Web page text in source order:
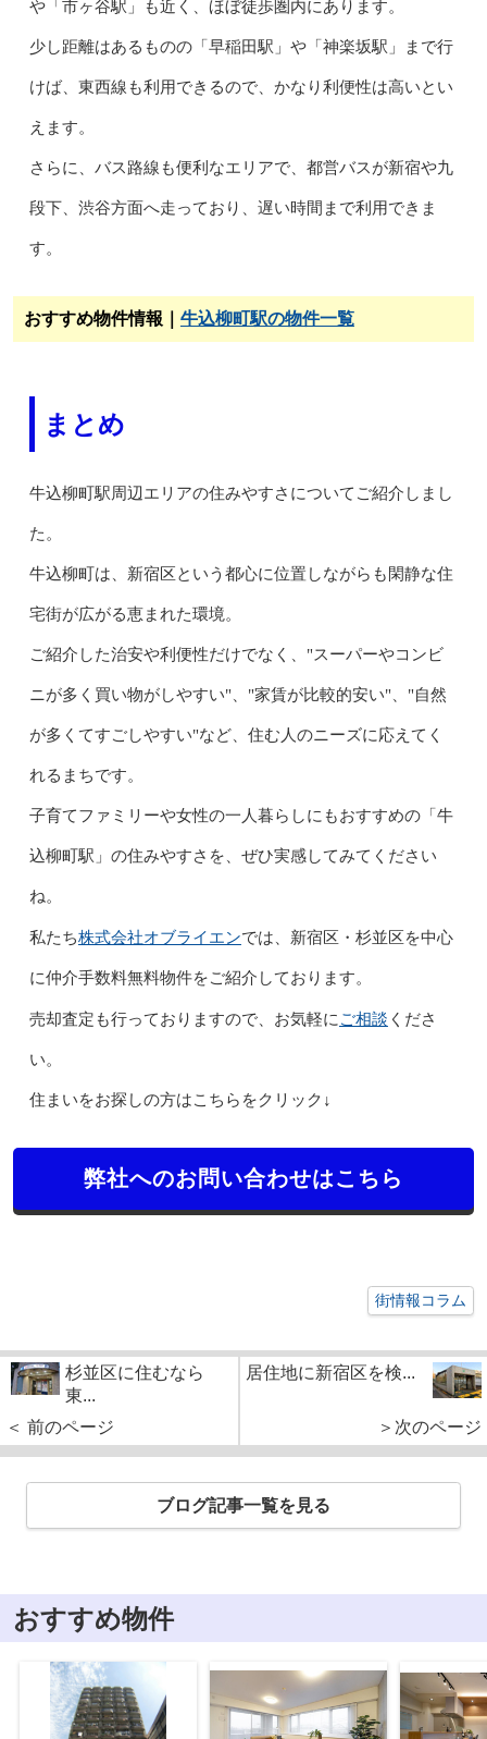
や「市ヶ谷駅」も近く、ほぼ徒歩圏内にあります。
少し距離はあるものの「早稲田駅」や「神楽坂駅」まで行
けば、東西線も利用できるので、かなり利便性は高いとい
えます。
さらに、バス路線も便利なエリアで、都営バスが新宿や九
段下、渋谷方面へ走っており、遅い時間まで利用できま
す。
おすすめ物件情報｜ 牛込柳町駅の物件一覧
まとめ
牛込柳町駅周辺エリアの住みやすさについてご紹介しまし
た。
牛込柳町は、新宿区という都心に位置しながらも閑静な住
宅街が広がる恵まれた環境。
ご紹介した治安や利便性だけでなく、"スーパーやコンビ
ニが多く買い物がしやすい"、"家賃が比較的安い"、"自然
が多くてすごしやすい"など、住む人のニーズに応えてく
れるまちです。
子育てファミリーや女性の一人暮らしにもおすすめの「牛
込柳町駅」の住みやすさを、ぜひ実感してみてください
ね。
私たち株式会社オブライエンでは、新宿区・杉並区を中心
に仲介手数料無料物件をご紹介しております。
売却査定も行っておりますので、お気軽に ご相談 くださ
い。
住まいをお探しの方はこちらをクリック↓
弊社へのお問い合わせはこちら
街情報コラム
杉並区に住むなら
東...
＜ 前のページ
居住地に新宿区を検...
＞次のページ
ブログ記事一覧を見る
おすすめ物件